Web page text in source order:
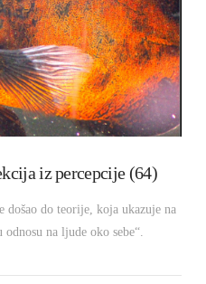
POST
iz percepcije (64)
došao do teorije, koja ukazuje na
odnosu na ljude oko sebe“.